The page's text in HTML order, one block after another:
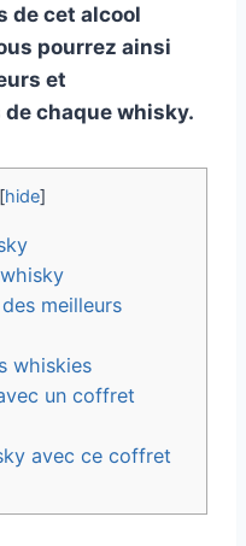
de cet alcool
pourrez ainsi
et
de chaque whisky.
[hide]
meilleurs
whiskies
un coffret
avec ce coffret